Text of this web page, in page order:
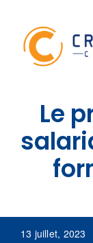
content
Le
13 juillet, 2023